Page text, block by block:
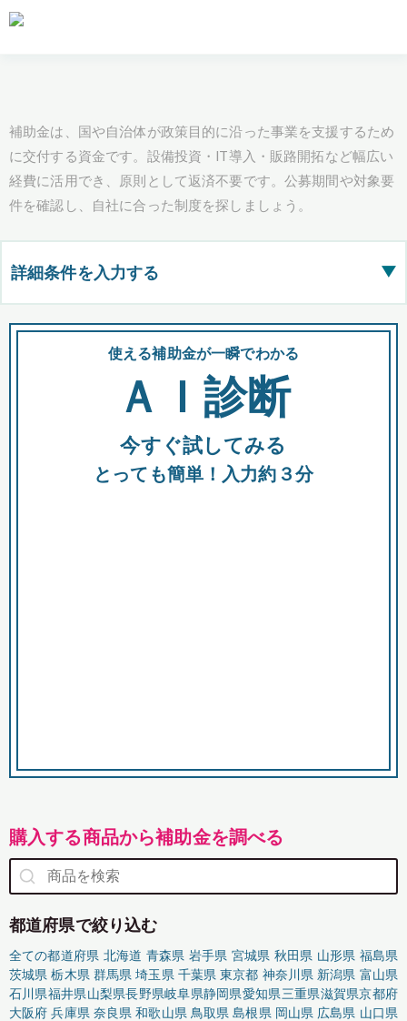
補助金は、国や自治体が政策目的に沿った事業を支援するため
に交付する資金です。設備投資・IT導入・販路開拓など幅広い
経費に活用でき、原則として返済不要です。公募期間や対象要
件を確認し、自社に合った制度を探しましょう。
詳細条件を入力する ▶
都道府県
全国の検索結果を含めて表示
助成金 融資 出資
使える補助金が一瞬でわかる
ＡＩ診断
今すぐ試してみる
とっても簡単！入力約３分
購入する商品から補助金を調べる
都道府県で絞り込む
全ての都道府県 北海道 青森県 岩手県 宮城県 秋田県 山形県 福島県
茨城県 栃木県 群馬県 埼玉県 千葉県 東京都 神奈川県 新潟県 富山県
石川県福井県山梨県長野県岐阜県静岡県愛知県三重県滋賀県京都府
大阪府 兵庫県 奈良県 和歌山県 鳥取県 島根県 岡山県 広島県 山口県